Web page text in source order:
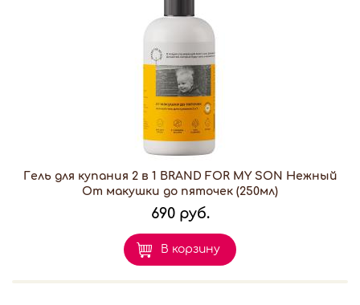
Гель для купания 2 в 1 BRAND FOR MY SON Нежный
От макушки до пяточек (250мл)
690 руб.
В корзину